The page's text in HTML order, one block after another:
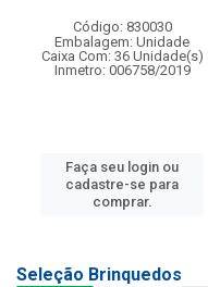
Código: 830030
Embalagem: Unidade
Caixa Com: 36 Unidade(s)
Inmetro: 006758/2019
Faça seu login ou
cadastre-se para
comprar.
Seleção Brinquedos